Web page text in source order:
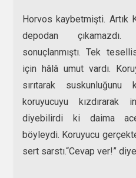
Horvos kaybetmişti. Artık
depodan çıkamazdı.
sonuçlanmıştı. Tek
için hâlâ umut vardı.
sırıtarak
koruyucuyu kızdırarak
diyebilirdi ki daima
böyleydi. Koruyucu
sert sarstı.“Cevap ver!” diye